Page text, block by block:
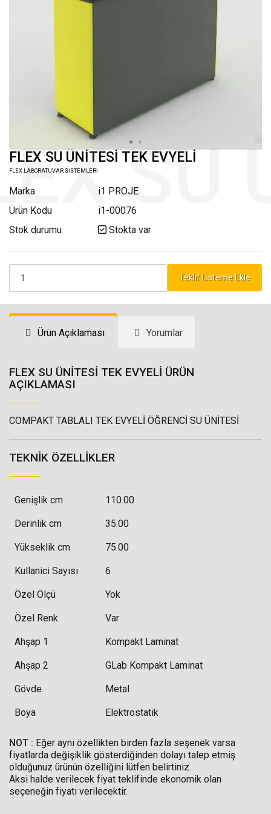
FLEX SU ÜNİTESİ TEK EVYELİ
FLEX LABORATUVAR SİSTEMLERİ
Marka
i1 PROJE
Ürün Kodu
i1-00076
Stok durumu
Stokta var
Teklif Listeme Ekle
Ürün Açıklaması Yorumlar
FLEX SU ÜNİTESİ TEK EVYELİ ÜRÜN
AÇIKLAMASI
COMPAKT TABLALI TEK EVYELİ ÖĞRENCİ SU ÜNİTESİ
TEKNIK ÖZELLIKLER
Genişlik cm 110.00
Derinlik cm 35.00
Yükseklik cm 75.00
Kullanici Sayısı 6
Özel Ölçü Yok
Özel Renk Var
Ahşap 1 Kompakt Laminat
Ahşap 2 GLab Kompakt Laminat
Gövde Metal
Boya Elektrostatik
NOT : Eğer aynı özellikten birden fazla seşenek varsa
fiyatlarda değişiklik gösterdiğinden dolayı talep etmiş
olduğunuz ürünün özelliğini lütfen belirtiniz.
Aksi halde verilecek fiyat teklifinde ekonomik olan
seçeneğin fiyatı verilecektir.